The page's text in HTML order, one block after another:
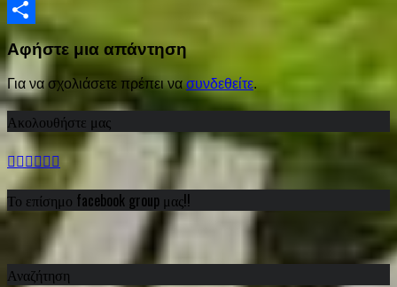
Viber
Share
Αφήστε μια απάντηση
Για να σχολιάσετε πρέπει να συνδεθείτε.
Ακολουθήστε μας
Το επίσημο facebook group μας!!
Αναζήτηση